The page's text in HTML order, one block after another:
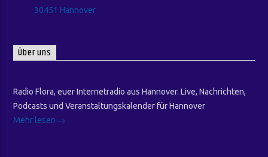
30451 Hannover
Über uns
Radio Flora, euer Internetradio aus Hannover. Live, Nachrichten,
Podcasts und Veranstaltungskalender für Hannover
Mehr lesen